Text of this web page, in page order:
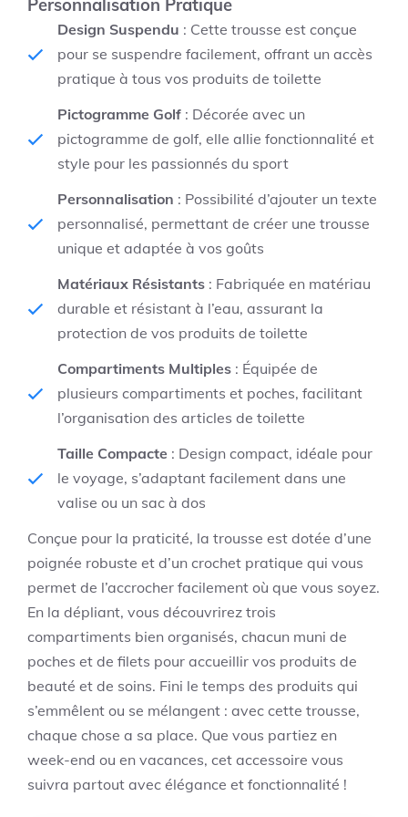
Personnalisation Pratique
Design Suspendu : Cette trousse est conçue
pour se suspendre facilement, offrant un accès
pratique à tous vos produits de toilette
Pictogramme Golf : Décorée avec un
pictogramme de golf, elle allie fonctionnalité et
style pour les passionnés du sport
Personnalisation : Possibilité d’ajouter un texte
personnalisé, permettant de créer une trousse
unique et adaptée à vos goûts
Matériaux Résistants : Fabriquée en matériau
durable et résistant à l’eau, assurant la
protection de vos produits de toilette
Compartiments Multiples : Équipée de
plusieurs compartiments et poches, facilitant
l’organisation des articles de toilette
Taille Compacte : Design compact, idéale pour
le voyage, s’adaptant facilement dans une
valise ou un sac à dos
Conçue pour la praticité, la trousse est dotée d’une
poignée robuste et d’un crochet pratique qui vous
permet de l’accrocher facilement où que vous soyez.
En la dépliant, vous découvrirez trois
compartiments bien organisés, chacun muni de
poches et de filets pour accueillir vos produits de
beauté et de soins. Fini le temps des produits qui
s’emmêlent ou se mélangent : avec cette trousse,
chaque chose a sa place. Que vous partiez en
week-end ou en vacances, cet accessoire vous
suivra partout avec élégance et fonctionnalité !